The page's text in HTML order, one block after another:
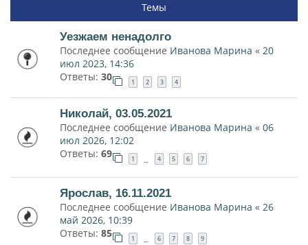
Темы
Уезжаем ненадолго
Последнее сообщение Иванова Марина « 20
июл 2023, 14:36
Ответы: 30 1 2 3 4
Николай, 03.05.2021
Последнее сообщение Иванова Марина « 06
июл 2026, 12:02
Ответы: 69 1 … 4 5 6 7
Ярослав, 16.11.2021
Последнее сообщение Иванова Марина « 26
май 2026, 10:39
Ответы: 85 1 … 6 7 8 9